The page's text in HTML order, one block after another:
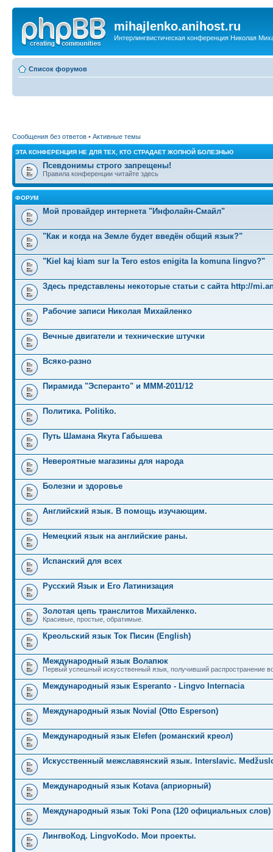
mihajlenko.anihost.ru
Интерлингвистическая конференция Николая
Список форумов
Сообщения без ответов • Активные темы
ЭТА КОНФЕРЕНЦИЯ НЕ ДЛЯ ТЕХ, КТО СТРАДАЕТ ЖОПНОЙ БОЛЕЗНЬЮ
Псевдонимы строго запрещены!
Правила конференции читайте здесь
ФОРУМ
Мой провайдер интернета "Инфолайн-Смайл"
"Как и когда на Земле будет введён общий язык?"
"Kiel kaj kiam sur la Tero estos enigita la komuna lingvo?"
Здесь представлены некоторые статьи с сайта http://
Рабочие записи Николая Михайленко
Вечные двигатели и технические штучки
Всяко-разно
Пирамида "Эсперанто" и MMM-2011/12
Политика. Politiko.
Путь Шамана Якута Габышева
Невероятные магазины для народа
Болезни и здоровье
Английский язык. В помощь изучающим.
Немецкий язык на английские раны.
Испанский для всех
Русский Язык и Его Латинизация
Золотая цепь транслитов Михайленко.
Красивые, простые, обратимые.
Креольский язык Ток Писин (English)
Международный язык Волапюк
Первый успешный искусственный язык, получивший распространение
Международный язык Esperanto - Lingvo Internacia
Международный язык Novial (Otto Esperson)
Международный язык Elefen (романский креол)
Искусственный межславянский язык. Interslavic.
Международный язык Kotava (априорный)
Международный язык Toki Pona (120 официальных слов)
ЛингвоКод. LingvoKodo. Мои проекты.